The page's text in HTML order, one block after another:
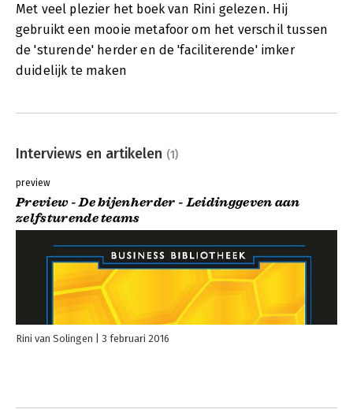
Met veel plezier het boek van Rini gelezen. Hij
gebruikt een mooie metafoor om het verschil tussen
de 'sturende' herder en de 'faciliterende' imker
duidelijk te maken
Interviews en artikelen (1)
preview
Preview - De bijenherder - Leidinggeven aan
zelfsturende teams
Rini van Solingen 3 februari 2016